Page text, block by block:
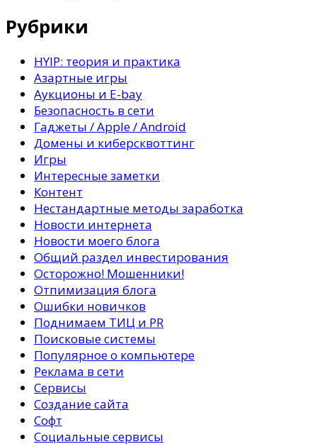
Рубрики
HYIP: теория и практика
Азартные игры
Аукционы и E-bay
Безопасность в сети
Гаджеты / Apple / Android
Домены и киберсквоттинг
Игры
Интересные заметки
Контент
Нестандартные методы заработка
Новости интернета
Новости моего блога
Общий раздел инвестирования
Осторожно! Мошенники!
Отпимизация блога
Ошибки новичков
Поднимаем ТИЦ и PR
Поисковые системы
Популярное о компьютере
Реклама в сети
Сервисы
Создание сайта
Софт
Социальные сервисы